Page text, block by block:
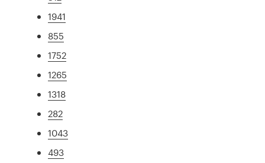
1941
855
1752
1265
1318
282
1043
493